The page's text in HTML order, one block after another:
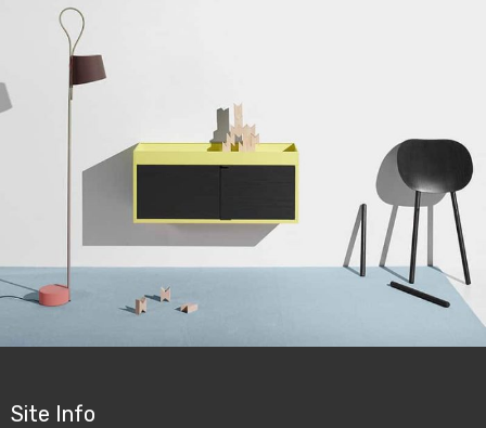
Site Info